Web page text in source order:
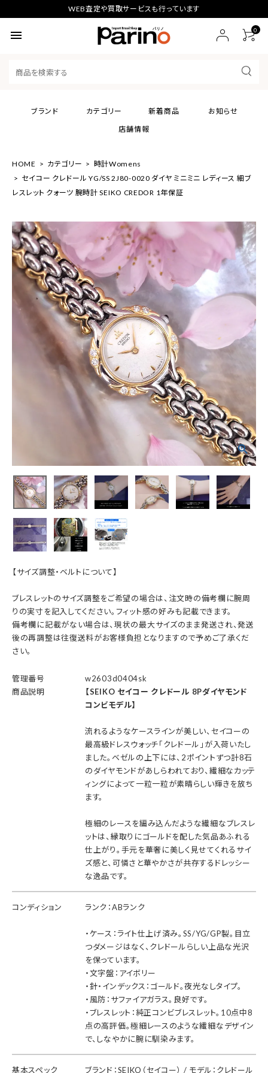
WEB査定や買取サービスも行っています
menu 0
ブランド カテゴリー 新着商品
お知らせ
店舗情報
HOME カテゴリー
時計Womens
セイコー クレドール YG/SS 2J80-0020 ダイヤ ミニミニ レディース 細ブ
レスレット クォーツ 腕時計 SEIKO CREDOR 1年保証
【サイズ調整・ベルトについて】
ブレスレットのサイズ調整をご希望の場合は、注文時の備考欄に腕周
りの実寸を記入してください。フィット感の好みも記載できます。
備考欄に記載がない場合は、現状の最大サイズのまま発送され、発送
後の再調整は往復送料がお客様負担となりますので予めご了承くだ
さい。
管理番号
w2603d0404sk
商品説明
【SEIKO セイコー クレドール 8Pダイヤモンド
コンビモデル】
流れるようなケースラインが美しい、セイコーの
最高級ドレスウォッチ「クレドール」が入荷いたし
ました。ベゼルの上下には、2ポイントずつ計8石
のダイヤモンドがあしらわれており、繊細なカッテ
ィングによって一粒一粒が素晴らしい輝きを放ち
ます。
極細のレースを編み込んだような繊細なブレスレ
ットは、縁取りにゴールドを配した気品あふれる
仕上がり。手元を華奢に美しく見せてくれるサイ
ズ感と、可憐さと華やかさが共存するドレッシー
な逸品です。
コンディション ランク：ABランク
・ケース：ライト仕上げ済み。SS/YG/GP製。目立
つダメージはなく、クレドールらしい上品な光沢
を保っています。
・文字盤：アイボリー
・針・インデックス：ゴールド。夜光なしタイプ。
・風防：サファイアガラス。良好です。
・ブレスレット：純正コンビブレスレット。10点中8
点の高評価。極細レースのような繊細なデザイン
で、しなやかに腕に馴染みます。
基本スペック ブランド：SEIKO（セイコー） / モデル：クレドール